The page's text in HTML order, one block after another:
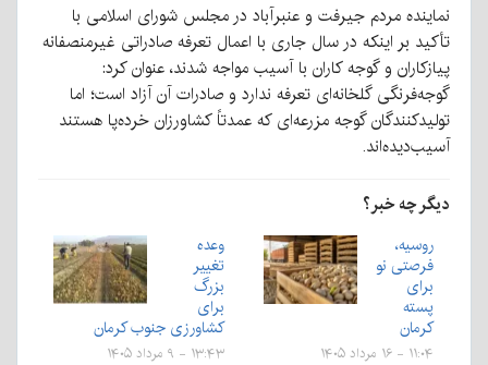
نماینده مردم جیرفت و عنبرآباد در مجلس شورای اسلامی با
تأکید بر اینکه در سال جاری با اعمال تعرفه صادراتی غیرمنصفانه
پیازکاران و گوجه کاران با آسیب مواجه شدند، عنوان کرد:
گوجه‌فرنگی گلخانه‌ای تعرفه ندارد و صادرات آن آزاد است؛ اما
تولیدکنندگان گوجه مزرعه‌ای که عمدتاً کشاورزان خرده‌پا هستند
آسیب‌دیده‌اند.
دیگر چه خبر؟
روسیه،
فرصتی نو
برای
پسته
کرمان
۱۱:۰۴ - ۱۶ مرداد ۱۴۰۵
وعده
تغییر
بزرگ
برای
کشاورزی جنوب کرمان
۱۳:۴۳ - ۹ مرداد ۱۴۰۵